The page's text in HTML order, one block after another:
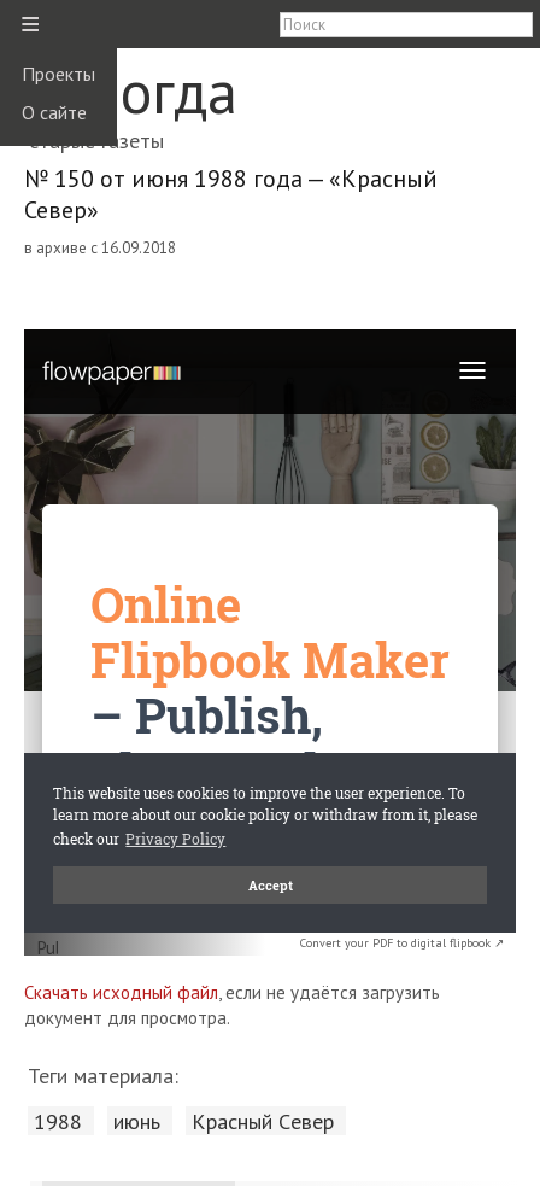
≡
Проекты
О сайте
Вологда
старые газеты
№ 150 от июня 1988 года — «Красный
Север»
в архиве с 16.09.2018
Convert your PDF to digital flipbook ↗
Скачать исходный файл, если не удаётся загрузить
документ для просмотра.
Теги материала:
1988 июнь Красный Cевер